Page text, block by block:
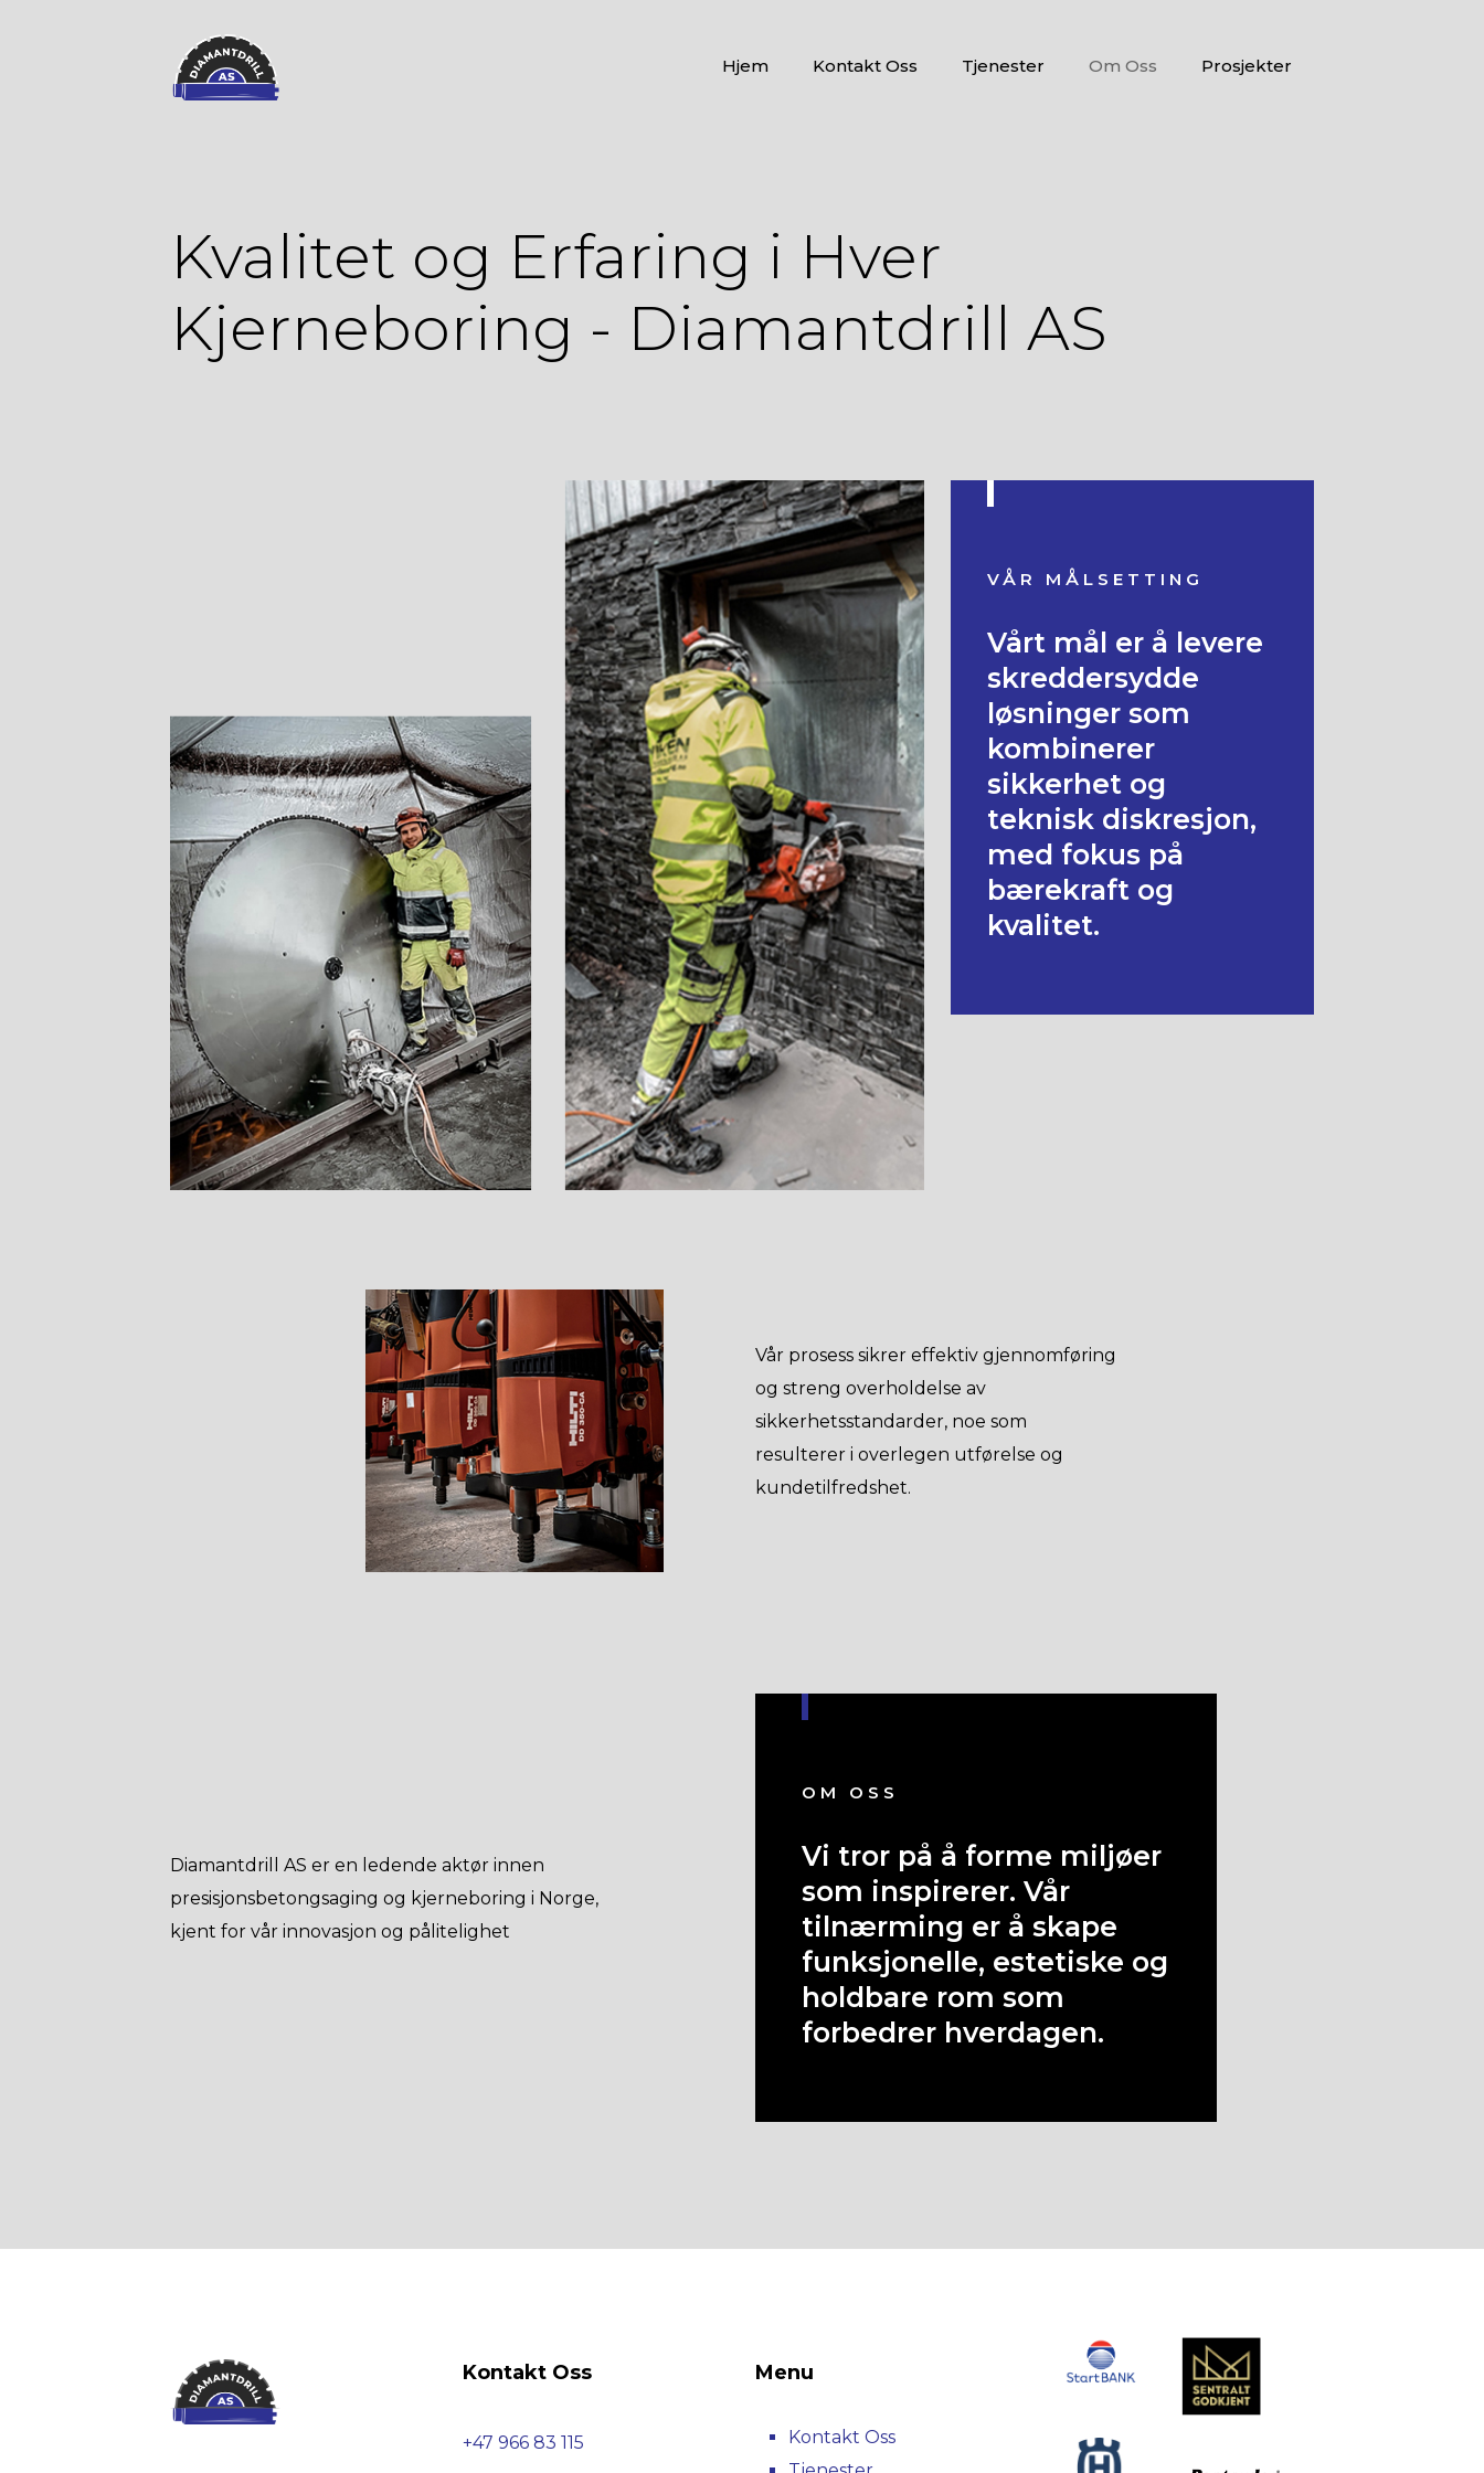
Hjem Kontakt Oss Tjenester Om Oss Prosjekter
Kvalitet og Erfaring i Hver
Kjerneboring - Diamantdrill AS
VÅR MÅLSETTING
Vårt mål er å levere
skreddersydde
løsninger som
kombinerer
sikkerhet og
teknisk diskresjon,
med fokus på
bærekraft og
kvalitet.
Vår prosess sikrer effektiv gjennomføring
og streng overholdelse av
sikkerhetsstandarder, noe som
resulterer i overlegen utførelse og
kundetilfredshet.
Diamantdrill AS er en ledende aktør innen
presisjonsbetongsaging og kjerneboring i Norge,
kjent for vår innovasjon og pålitelighet
OM OSS
Vi tror på å forme miljøer
som inspirerer. Vår
tilnærming er å skape
funksjonelle, estetiske og
holdbare rom som
forbedrer hverdagen.
Kontakt Oss
+47 966 83 115
Menu
Kontakt Oss